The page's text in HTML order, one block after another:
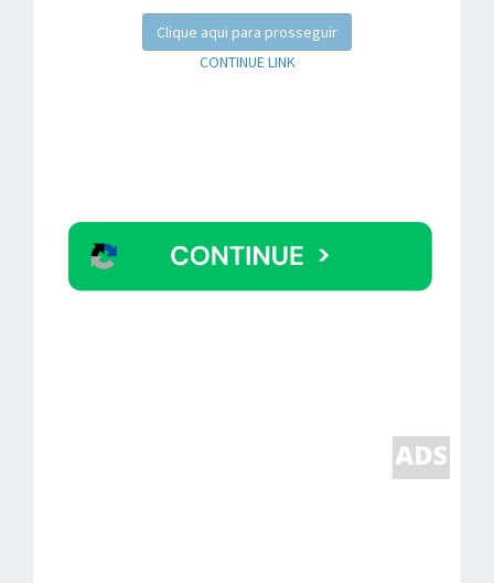
Clique aqui para prosseguir
CONTINUE LINK